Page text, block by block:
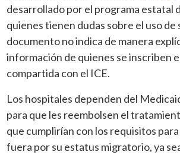
desarrollado por el programa estatal
quienes tienen dudas sobre el uso de
documento no indica de manera
información de quienes se inscriben
compartida con el ICE.
Los hospitales dependen del
para que les reembolsen el
que cumplirían con los requisitos
fuera por su estatus migratorio, ya